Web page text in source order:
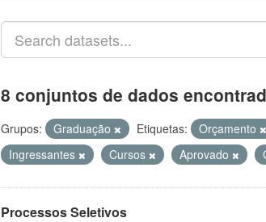
8 conjuntos de dados
Grupos: Graduação Etiquetas: Orçamento
Ingressantes
Cursos Aprovado
Processos Seletivos